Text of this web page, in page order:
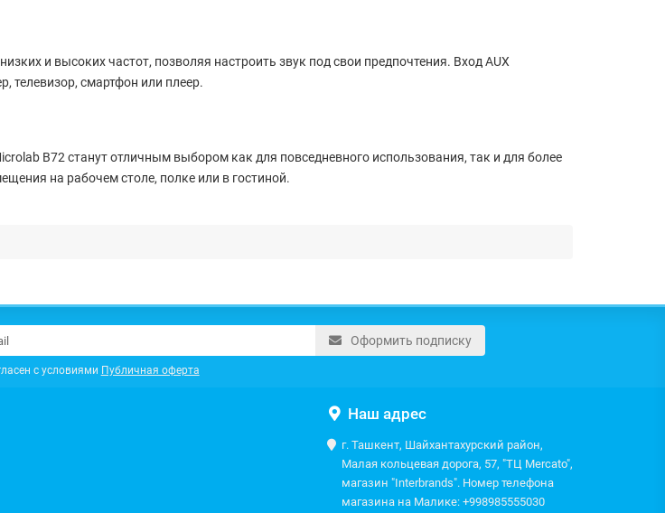
и высоких частот, позволяя настроить звук под свои предпочтения. Вход AUX
телевизор, смартфон или плеер.
B72 станут отличным выбором как для повседневного использования, так и для более
на рабочем столе, полке или в гостиной.
Оформить подписку
с условиями Публичная оферта
Наш адрес
г. Ташкент, Шайхантахурский район,
Малая кольцевая дорога, 57, "ТЦ Mercato",
магазин "Interbrands". Номер телефона
магазина на Малике: +998985555030